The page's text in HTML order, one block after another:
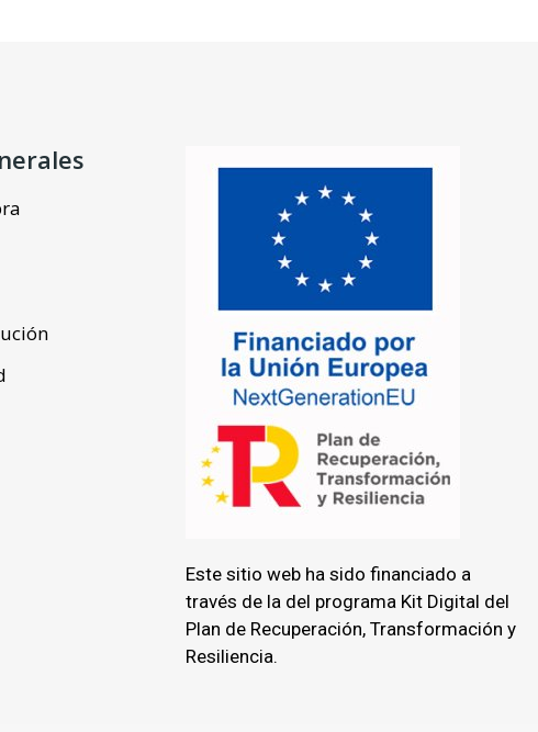
Este sitio web ha sido financiado a
través de la del programa Kit Digital del
Plan de Recuperación, Transformación y
Resiliencia.